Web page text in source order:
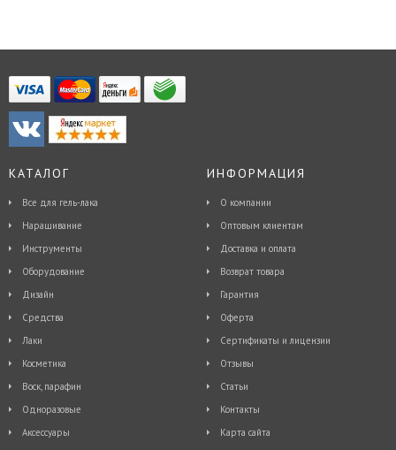
КАТАЛОГ
Все для гель-лака
Наращивание
Инструменты
Оборудование
Дизайн
Средства
Лаки
Косметика
Воск, парафин
Одноразовые
Аксессуары
ИНФОРМАЦИЯ
О компании
Оптовым клиентам
Доставка и оплата
Возврат товара
Гарантия
Оферта
Сертификаты и лицензии
Отзывы
Статьи
Контакты
Карта сайта